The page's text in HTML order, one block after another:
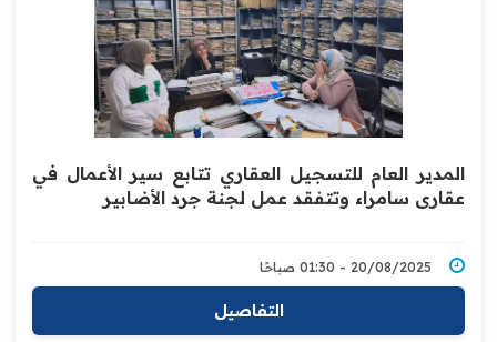
المدير العام للتسجيل العقاري تتابع سير الأعمال في
عقاري سامراء وتتفقد عمل لجنة جرد الأضابير
20/08/2025 - 01:30 صباحًا
التفاصيل